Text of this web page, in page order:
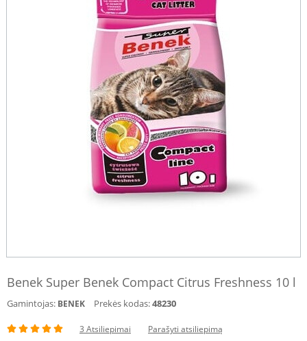
Benek Super Benek Compact Citrus Freshness 10 l
Gamintojas: BENEK Prekės kodas:48230
3 Atsiliepimai Parašyti atsiliepimą